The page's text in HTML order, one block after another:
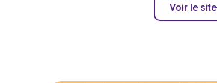
Voir le site